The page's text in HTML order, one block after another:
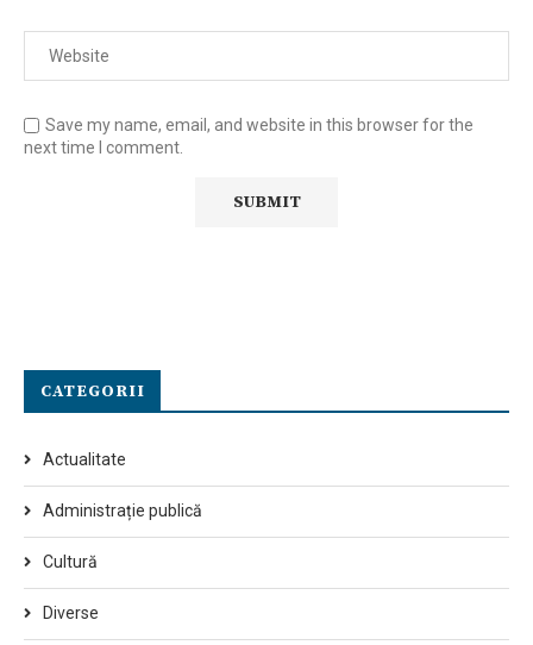
Save my name, email, and website in this browser for the
next time I comment.
CATEGORII
Actualitate
Administrație publică
Cultură
Diverse